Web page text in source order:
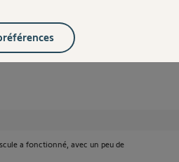
a fonctionné, avec un peu de